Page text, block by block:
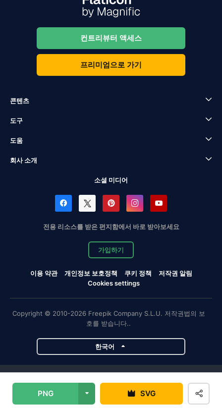
PNG SVG
컨트리뷰터 액세스
프리미엄으로 가기
콘텐츠
도구
도움
회사 소개
소셜 미디어
전용 리소스를 받은 편지함에서 바로 받아보세요
가입하기
이용 약관 개인정보 보호정책 쿠키 정책
저작권 알림
Cookies settings
Copyright © 2010-2026 Freepik Company S.L.U. 저작권법의 보
호를 받습니다..
한국어